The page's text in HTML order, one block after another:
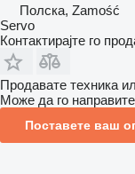
Полска, Zamość
Servo
Контактирајте го
Продавате техника
Може да го
Поставете ваш